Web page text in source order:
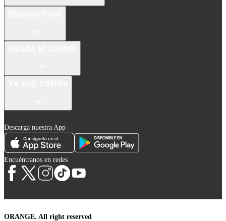
Descarga nuestra App
Encuéntranos en redes
ORANGE. All right reserved